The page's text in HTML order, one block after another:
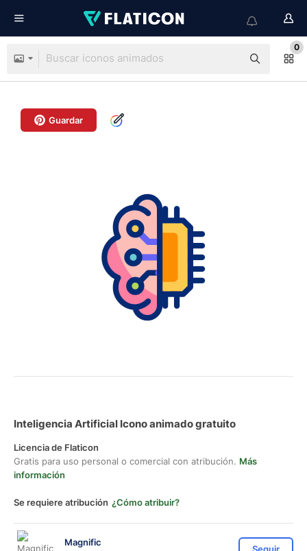
0
Guardar
Inteligencia Artificial Icono animado gratuito
Licencia de Flaticon
Gratis para uso personal o comercial con atribución. Más
información
Se requiere atribución ¿Cómo atribuir?
Magnific